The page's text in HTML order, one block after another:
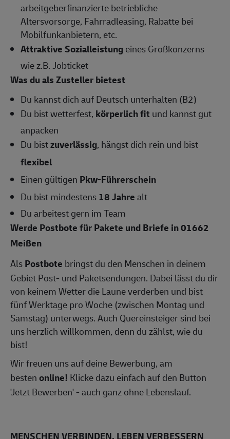
arbeitgeberfinanzierte betriebliche
Altersvorsorge, Fahrradleasing, Rabatte bei
Mobilfunkanbietern, etc.
Attraktive Sozialleistungeines Großkonzerns
wie z.B. Jobticket
Was du als Zusteller bietest
Du kannst dich auf Deutsch unterhalten (B2)
Du bist wetterfest, körperlich fit und kannst gut
anpacken
Du bistzuverlässig, hängst dich rein und bist
flexibel
Einen gültigen Pkw-Führerschein
Du bist mindestens 18 Jahrealt
Du arbeitest gern im Team
Werde Postbote für Pakete und Briefe in 01662
Meißen
AlsPostbote bringst du den Menschen in deinem
Gebiet Post- und Paketsendungen. Dabei lässt du dir
von keinem Wetter die Laune verderben und bist
fünf Werktage pro Woche (zwischen Montag und
Samstag) unterwegs. Auch Quereinsteiger sind bei
uns herzlich willkommen, denn du zählst, wie du
bist!
Wir freuen uns auf deine Bewerbung, am
bestenonline! Klicke dazu einfach auf den Button
'Jetzt Bewerben' - auch ganz ohne Lebenslauf.
MENSCHEN VERBINDEN, LEBEN VERBESSERN